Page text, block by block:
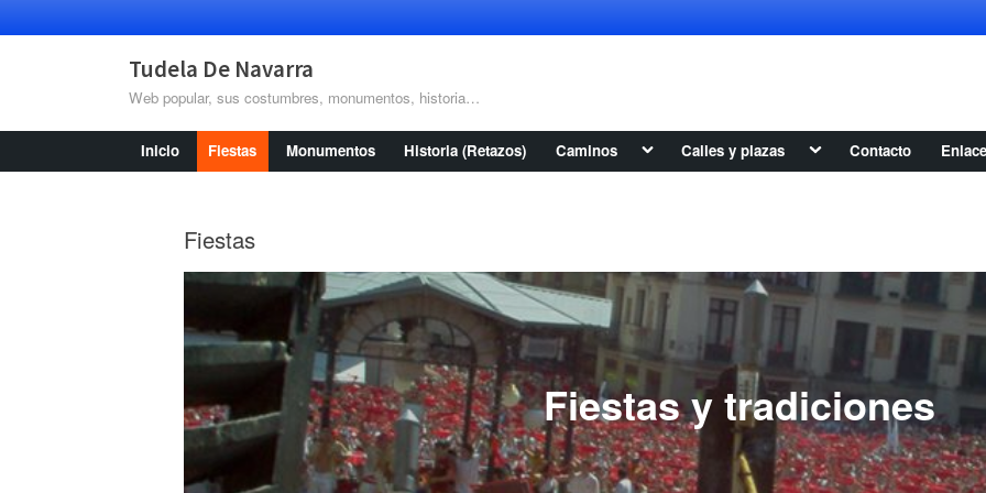
al
Tudela De Navarra
Web popular, sus costumbres, monumentos, historia…
Inicio Fiestas Monumentos Historia (Retazos) Caminos
Alternar
submenú
Calles y plazas
Alternar
submenú
Alternar
Contacto
Fiestas
Fiestas y tradiciones